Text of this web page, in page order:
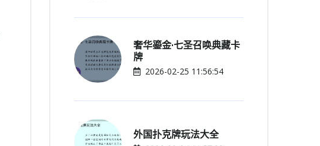
奢华鎏金·七圣召唤典藏卡
牌
2026-02-25 11:56:54
外国扑克牌玩法大全